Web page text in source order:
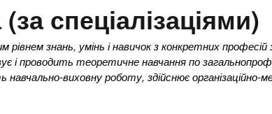
спеціалізаціями)
рівнем знань, умінь і навичок з конкретних
і проводить теоретичне навчання по
виховну роботу, здійснює організаційно-